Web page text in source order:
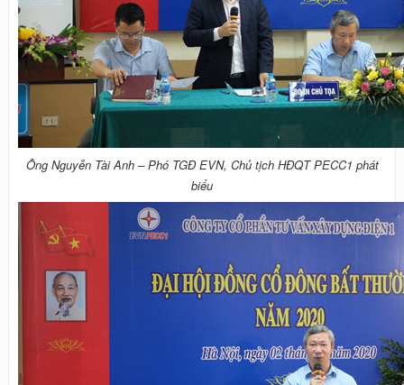
Ông Nguyễn Tài Anh – Phó TGĐ EVN, Chủ tịch HĐQT PECC1 phát
biểu